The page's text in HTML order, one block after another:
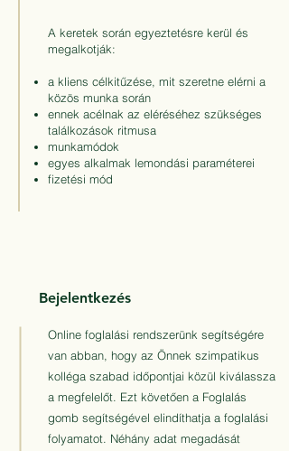
A keretek során egyeztetésre kerül és
megalkotják:
a kliens célkitűzése, mit szeretne elérni a
közös munka során
ennek acélnak az eléréséhez szükséges
találkozások ritmusa
munkamódok
egyes alkalmak lemondási paraméterei
fizetési mód
Bejelentkezés
Online foglalási rendszerünk segítségére
van abban, hogy az Önnek szimpatikus
kolléga szabad időpontjai közül kiválassza
a megfelelőt. Ezt követően a Foglalás
gomb segítségével elindíthatja a foglalási
folyamatot. Néhány adat megadását